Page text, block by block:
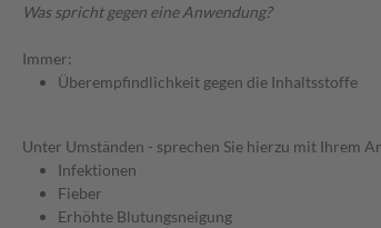
Was spricht gegen eine Anwendung?
Immer:
Überempfindlichkeit gegen die Inhaltsstoffe
Unter Umständen - sprechen Sie hierzu mit Ihrem
Infektionen
Fieber
Erhöhte Blutungsneigung